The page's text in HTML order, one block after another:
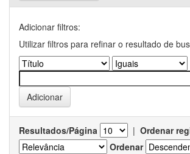
Adicionar filtros:
Utilizar filtros para refinar o resultado de
Resultados/Página | Ordenar
Ordenar